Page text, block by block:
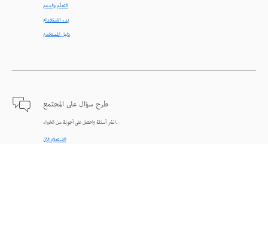
التعلّم والدعم
بدء الاستخدام
دليل المستخدم
طرح سؤال على المجتمع
انشر أسئلة واحصل على أجوبة من الخبراء.
الاستعلام الآن